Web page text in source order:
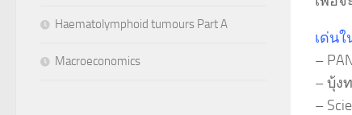
เด่น
–
– บุ้ง
–
Haematolymphoid tumours Part A
Macroeconomics